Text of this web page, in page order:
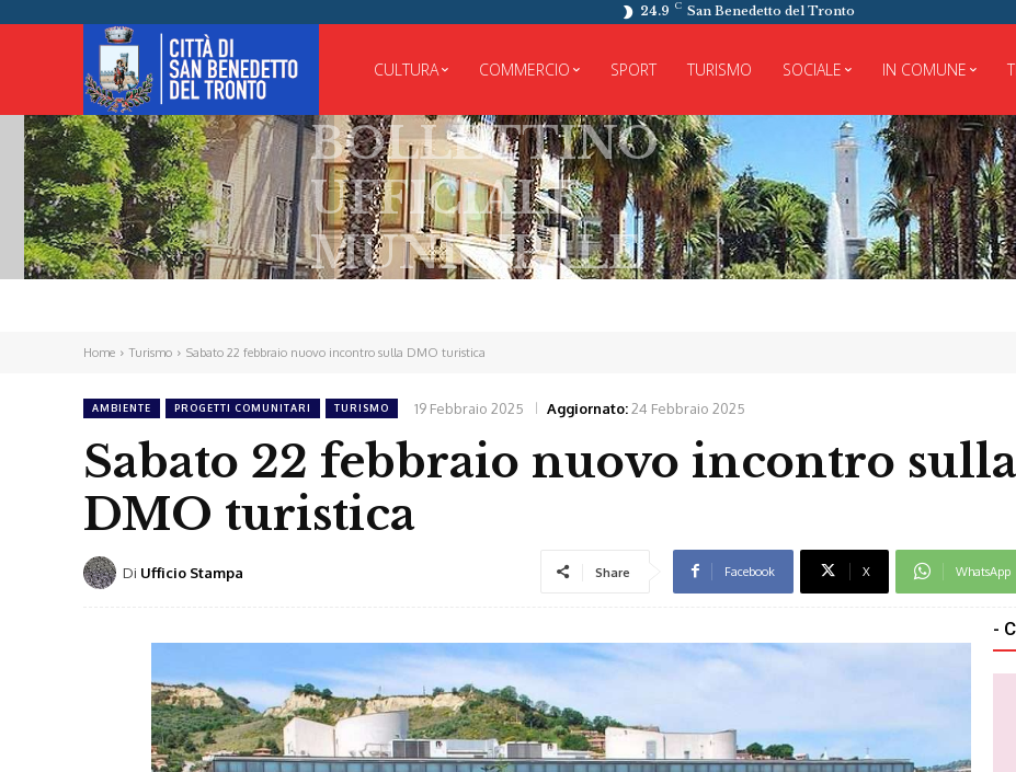
24.9 C San Benedetto del Tronto
CULTURA COMMERCIO SPORT TURISMO SOCIALE IN COMUNE
BOLLETTINO
UFFICIALE
MUNICIPALE
Home Turismo Sabato 22 febbraio nuovo incontro sulla DMO turistica
AMBIENTE PROGETTI COMUNITARI TURISMO 19 Febbraio 2025 Aggiornato:24 Febbraio 2025
Sabato 22 febbraio nuovo incontro sulla
DMO turistica
Di Ufficio Stampa Share Facebook X WhatsApp
-